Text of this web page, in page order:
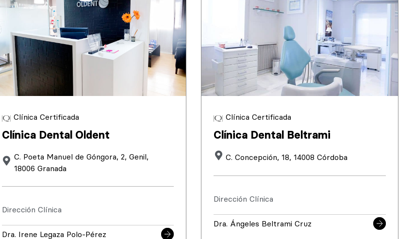
Clínica Certificada
Clínica Dental Oldent
C. Poeta Manuel de Góngora, 2, Genil,
18006 Granada
Dirección Clínica
Dra. Irene Legaza Polo-Pérez
Clínica Certificada
Clínica Dental Beltrami
C. Concepción, 18, 14008 Córdoba
Dirección Clínica
Dra. Ángeles Beltrami Cruz